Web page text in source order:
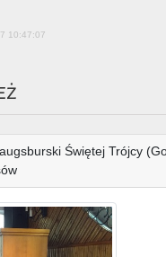
10:47:07
Świętej Trójcy